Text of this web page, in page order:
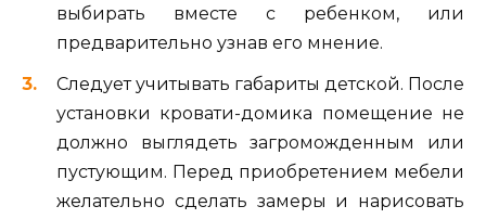
выбирать вместе с ребенком, или
предварительно узнав его мнение.
Следует учитывать габариты детской. После
установки кровати-домика помещение не
должно выглядеть загроможденным или
пустующим. Перед приобретением мебели
желательно сделать замеры и нарисовать